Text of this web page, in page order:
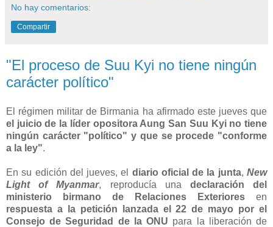
No hay comentarios:
Compartir
"El proceso de Suu Kyi no tiene ningún
carácter político"
El régimen militar de Birmania ha afirmado este jueves que
el juicio de la líder opositora Aung San Suu Kyi no tiene
ningún carácter "político" y que se procede "conforme
a la ley".
En su edición del jueves, el diario oficial de la junta,New
Light of Myanmar, reproducía una declaración del
ministerio birmano de Relaciones Exteriores en
respuesta a la petición lanzada el 22 de mayo por el
Consejo de Seguridad de la ONU para la liberación de